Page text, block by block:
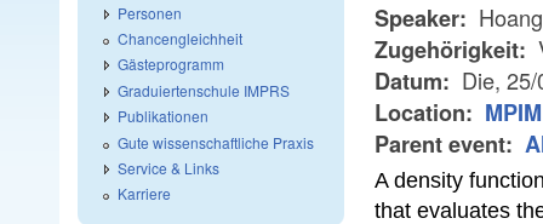
Speaker:
Zugehörigkeit:
Datum: Die,
Location:
Parent event:
A density
that evaluates
Personen
Chancengleichheit
Gästeprogramm
Graduiertenschule IMPRS
Publikationen
Gute wissenschaftliche Praxis
Service & Links
Karriere